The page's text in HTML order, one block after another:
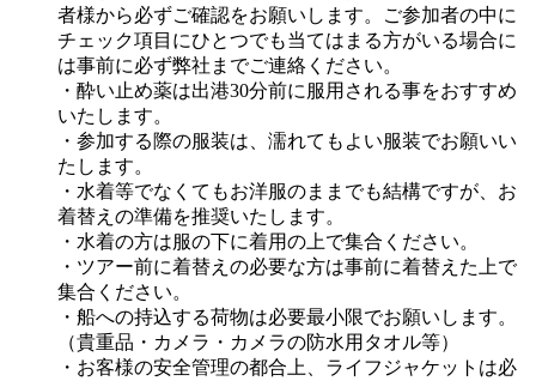
者様から必ずご確認をお願いします。ご参加者の中に
チェック項目にひとつでも当てはまる方がいる場合に
は事前に必ず弊社までご連絡ください。
・酔い止め薬は出港30分前に服用される事をおすすめ
いたします。
・参加する際の服装は、濡れてもよい服装でお願いい
たします。
・水着等でなくてもお洋服のままでも結構ですが、お
着替えの準備を推奨いたします。
・水着の方は服の下に着用の上で集合ください。
・ツアー前に着替えの必要な方は事前に着替えた上で
集合ください。
・船への持込する荷物は必要最小限でお願いします。
（貴重品・カメラ・カメラの防水用タオル等）
・お客様の安全管理の都合上、ライフジャケットは必